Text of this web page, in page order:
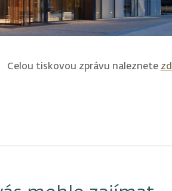
Celou tiskovou zprávu naleznete